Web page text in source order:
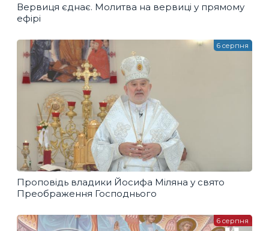
Вервиця єднає. Молитва на вервиці у прямому
ефірі
Проповідь владики Йосифа Міляна у свято
Преображення Господнього
6 серпня
6 серпня